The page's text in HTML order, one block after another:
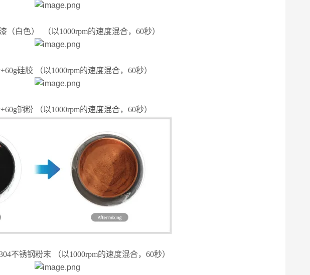
（白色） （以1000rpm的速度混合，60秒）
硅胶 （以1000rpm的速度混合，60秒）
铜粉 （以1000rpm的速度混合，60秒）
不锈钢粉末 （以1000rpm的速度混合，60秒）